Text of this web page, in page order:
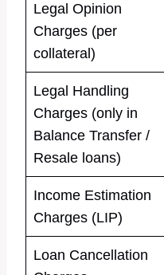
Legal Opinion
Charges (per
collateral)
Legal Handling
Charges (only in
Balance Transfer /
Resale loans)
Income Estimation
Charges (LIP)
Loan Cancellation